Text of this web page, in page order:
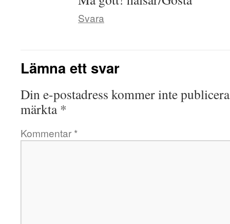
Svara
Lämna ett svar
Din e-postadress kommer inte
märkta *
Kommentar *